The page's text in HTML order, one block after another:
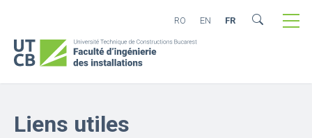
RO EN FR
Liens utiles